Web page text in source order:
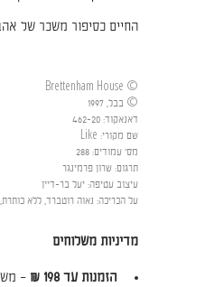
החיים כסיפור משכר של
© Brettenham House
© בבל, 1997
דאנאקוד:
462-20
שם מקורי:
Like
מס' עמודים:
288
תרגום: שרון פרמינגר
עיצוב עטיפה: יעל בר-דיין
על הכריכה: נאוה רוטברד, ללא כותרת, 1994
מדיניות משלוחים
הזמנות עד 198 ₪
–